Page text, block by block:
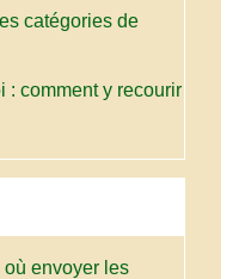
catégories de
: comment y recourir
envoyer les